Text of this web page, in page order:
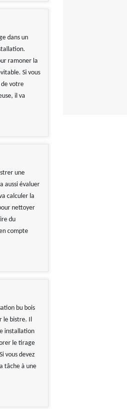
dans un
ramoner la
Si vous
de votre
il va
une
aussi évaluer
calculer la
nettoyer
du
compte
bu bois
le bistre. Il
installation
le tirage
vous devez
tâche à une